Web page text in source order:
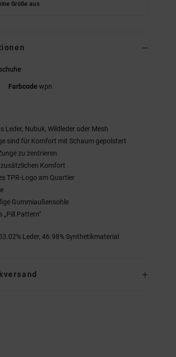
Größe aus
Farbcode wpn
Leder, Nubuk, Wildleder oder Mesh
sind für Komfort mit Schaum gepolstert
zu zentrieren
Komfort
TPR-Logo am Quartier
Gummiaußensohle
„Pill Pattern"
Leder, 46.98% Synthetikmaterial